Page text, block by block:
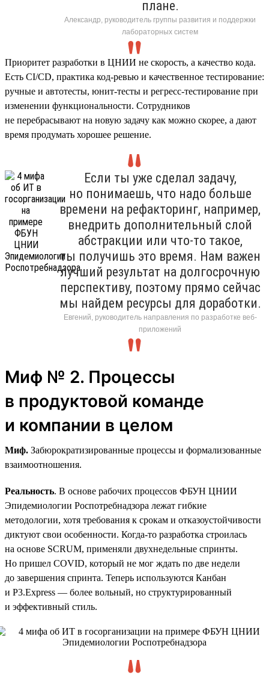
плане.
Александр, руководитель группы развития и поддержки
лабораторных систем
Приоритет разработки в ЦНИИ не скорость, а качество кода.
Есть CI/CD, практика код-ревью и качественное тестирование:
ручные и автотесты, юнит-тесты и регресс-тестирование при
изменении функциональности. Сотрудников
не перебрасывают на новую задачу как можно скорее, а дают
время продумать хорошее решение.
Если ты уже сделал задачу,
но понимаешь, что надо больше
времени на рефакторинг, например,
внедрить дополнительный слой
абстракции или что-то такое,
ты получишь это время. Нам важен
лучший результат на долгосрочную
перспективу, поэтому прямо сейчас
мы найдем ресурсы для доработки.
Евгений, руководитель направления по разработке веб-
приложений
Миф № 2. Процессы
в продуктовой команде
и компании в целом
Миф. Забюрократизированные процессы и формализованные
взаимоотношения.
Реальность. В основе рабочих процессов ФБУН ЦНИИ
Эпидемиологии Роспотребнадзора лежат гибкие
методологии, хотя требования к срокам и отказоустойчивости
диктуют свои особенности. Когда-то разработка строилась
на основе SCRUM, применяли двухнедельные спринты.
Но пришел COVID, который не мог ждать по две недели
до завершения спринта. Теперь используются Канбан
и P3.Express — более вольный, но структурированный
и эффективный стиль.